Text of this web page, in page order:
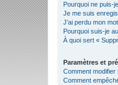
Pourquoi ne puis-
Je me suis
J’ai perdu mon
Pourquoi suis-je
À quoi sert «
Paramètres et
Comment
Comment